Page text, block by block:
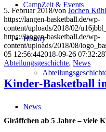
CampZeit & Events
History
News
5. Februar 2018/vonJochen Kühl
https://langen-basketball.de/wp-
content/uploads/2018/02/
https://langen-basketball.de/wp-
content/uploads/2018/08/
05 12:56:442018-09-26 07:32:28
Abteilungsgeschichte, News
Kinder-Basketball
Giräffchen ab 5 Jahre – viele